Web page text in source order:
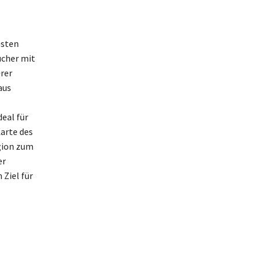
mit
für
des
zum
Ziel für